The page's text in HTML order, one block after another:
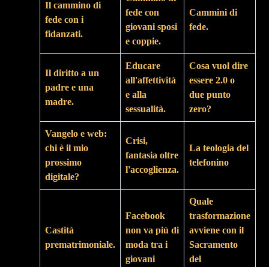
Il cammino di
fede con i
fidanzati.
fede con
giovani sposi
e coppie.
Cammini di
fede.
Il diritto a un
padre e una
madre.
Educare
all'affettività
e alla
sessualità.
Cosa vuol dire
essere 2.0 o
due punto
zero?
Vangelo e web:
chi è il mio
prossimo
digitale?
Crisi,
fantasia oltre
l'accoglienza.
La teologia del
telefonino
Castità
prematrimoniale.
Facebook
non va più di
moda tra i
giovani
Quale
trasformazione
avviene con il
Sacramento
del